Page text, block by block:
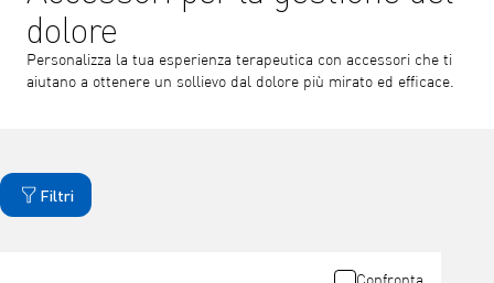
dolore
Personalizza la tua esperienza terapeutica con accessori che ti
aiutano a ottenere un sollievo dal dolore più mirato ed efficace.
Filtri